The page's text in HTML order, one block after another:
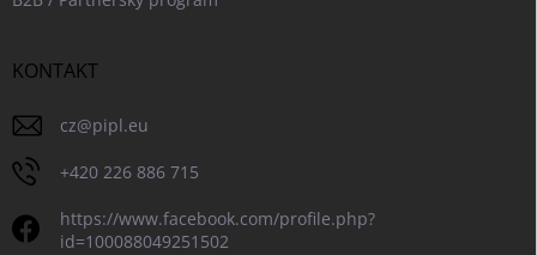
KONTAKT
cz@pipl.eu
+420 226 886 715
https://www.facebook.com/profile.php?
id=100088049251502